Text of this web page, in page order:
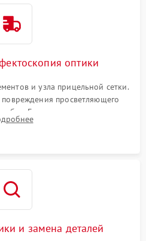
оптики
и узла прицельной сетки.
просветляющего
Бережная очистка стекол
целостности гравированной
и замена деталей